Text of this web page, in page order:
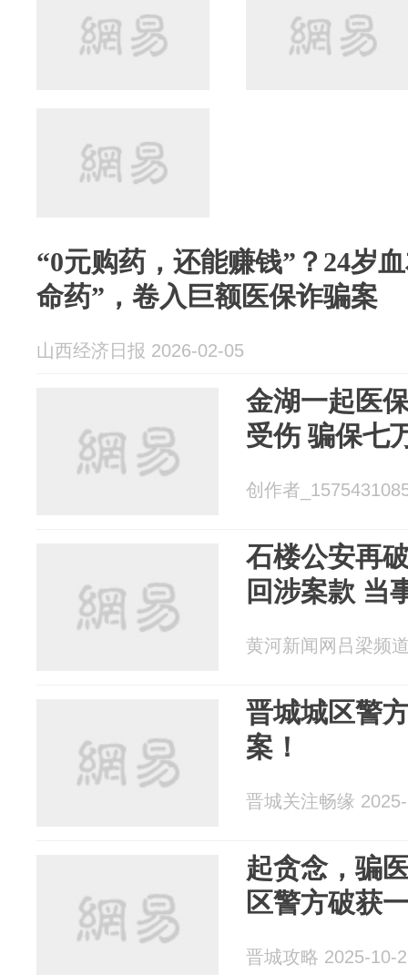
“0元购药，还能赚钱”？24岁
命药”，卷入巨额医保诈骗案
山西经济日报 2026-02-05
金湖一起医
受伤 骗保七
创作者
石楼公安再
回涉案款 当
黄河新闻网吕梁频
晋城城区警
案！
晋城关注畅缘
起贪念，骗
区警方破获
晋城攻略 2025-10-